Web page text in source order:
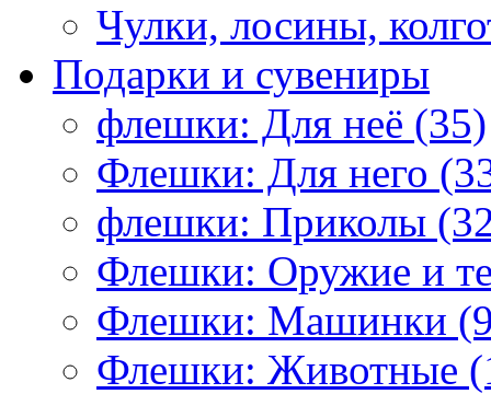
Чулки, лосины,
Подарки и сувениры
флешки: Для неё (35)
Флешки: Для него
флешки: Приколы
Флешки: Оружие и
Флешки: Машинки
Флешки: Животные